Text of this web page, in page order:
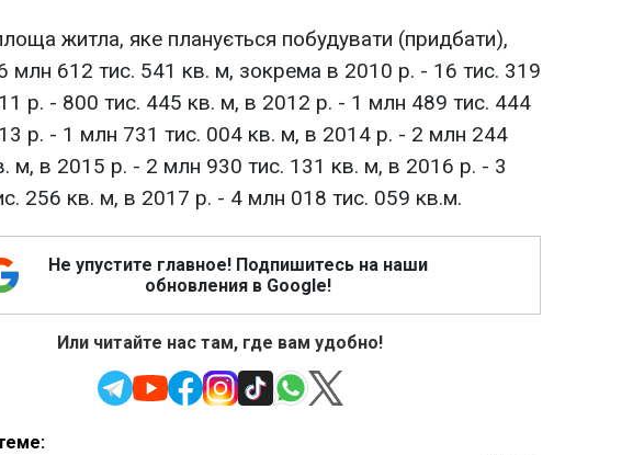
житла, яке планується побудувати (придбати),
млн 612 тис. 541 кв. м, зокрема в 2010 р. - 16 тис. 319
р. - 800 тис. 445 кв. м, в 2012 р. - 1 млн 489 тис. 444
р. - 1 млн 731 тис. 004 кв. м, в 2014 р. - 2 млн 244
м, в 2015 р. - 2 млн 930 тис. 131 кв. м, в 2016 р. - 3
256 кв. м, в 2017 р. - 4 млн 018 тис. 059 кв.м.
Не упустите главное! Подпишитесь на наши
обновления в Google!
Или читайте нас там, где вам удобно!